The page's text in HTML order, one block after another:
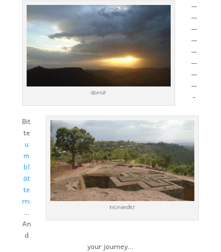
Gemüt
Ineinander
—
—
—
—
—
—
—
—
-
Bit
te
u
m
bl
ät
te
rn:
…
An
d
your journey…